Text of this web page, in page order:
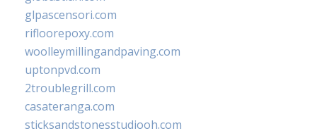
glpascensori.com
rifloorepoxy.com
woolleymillingandpaving.com
uptonpvd.com
2troublegrill.com
casateranga.com
sticksandstonesstudiooh.com